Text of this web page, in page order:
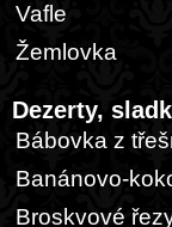
Vafle
Žemlovka
Dezerty,
Bábovka z
Banánovo-
Broskvové